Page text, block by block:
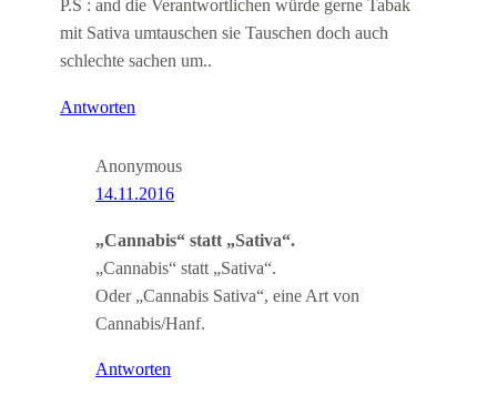
P.S : and die Verantwortlichen würde gerne Tabak
mit Sativa umtauschen sie Tauschen doch auch
schlechte sachen um..
Antworten
Anonymous
14.11.2016
„Cannabis“ statt „Sativa“.
„Cannabis“ statt „Sativa“.
Oder „Cannabis Sativa“, eine Art von
Cannabis/Hanf.
Antworten